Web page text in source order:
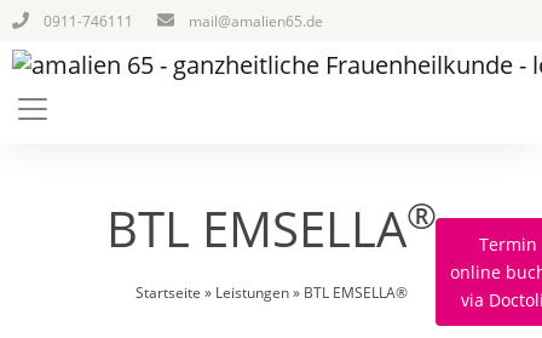
0911-746111 mail@amalien65.de
BTL EMSELLA®
Startseite » Leistungen» BTL EMSELLA®
Termin
online
via